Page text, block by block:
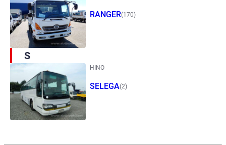
RANGER(170)
S
HINO
SELEGA(2)